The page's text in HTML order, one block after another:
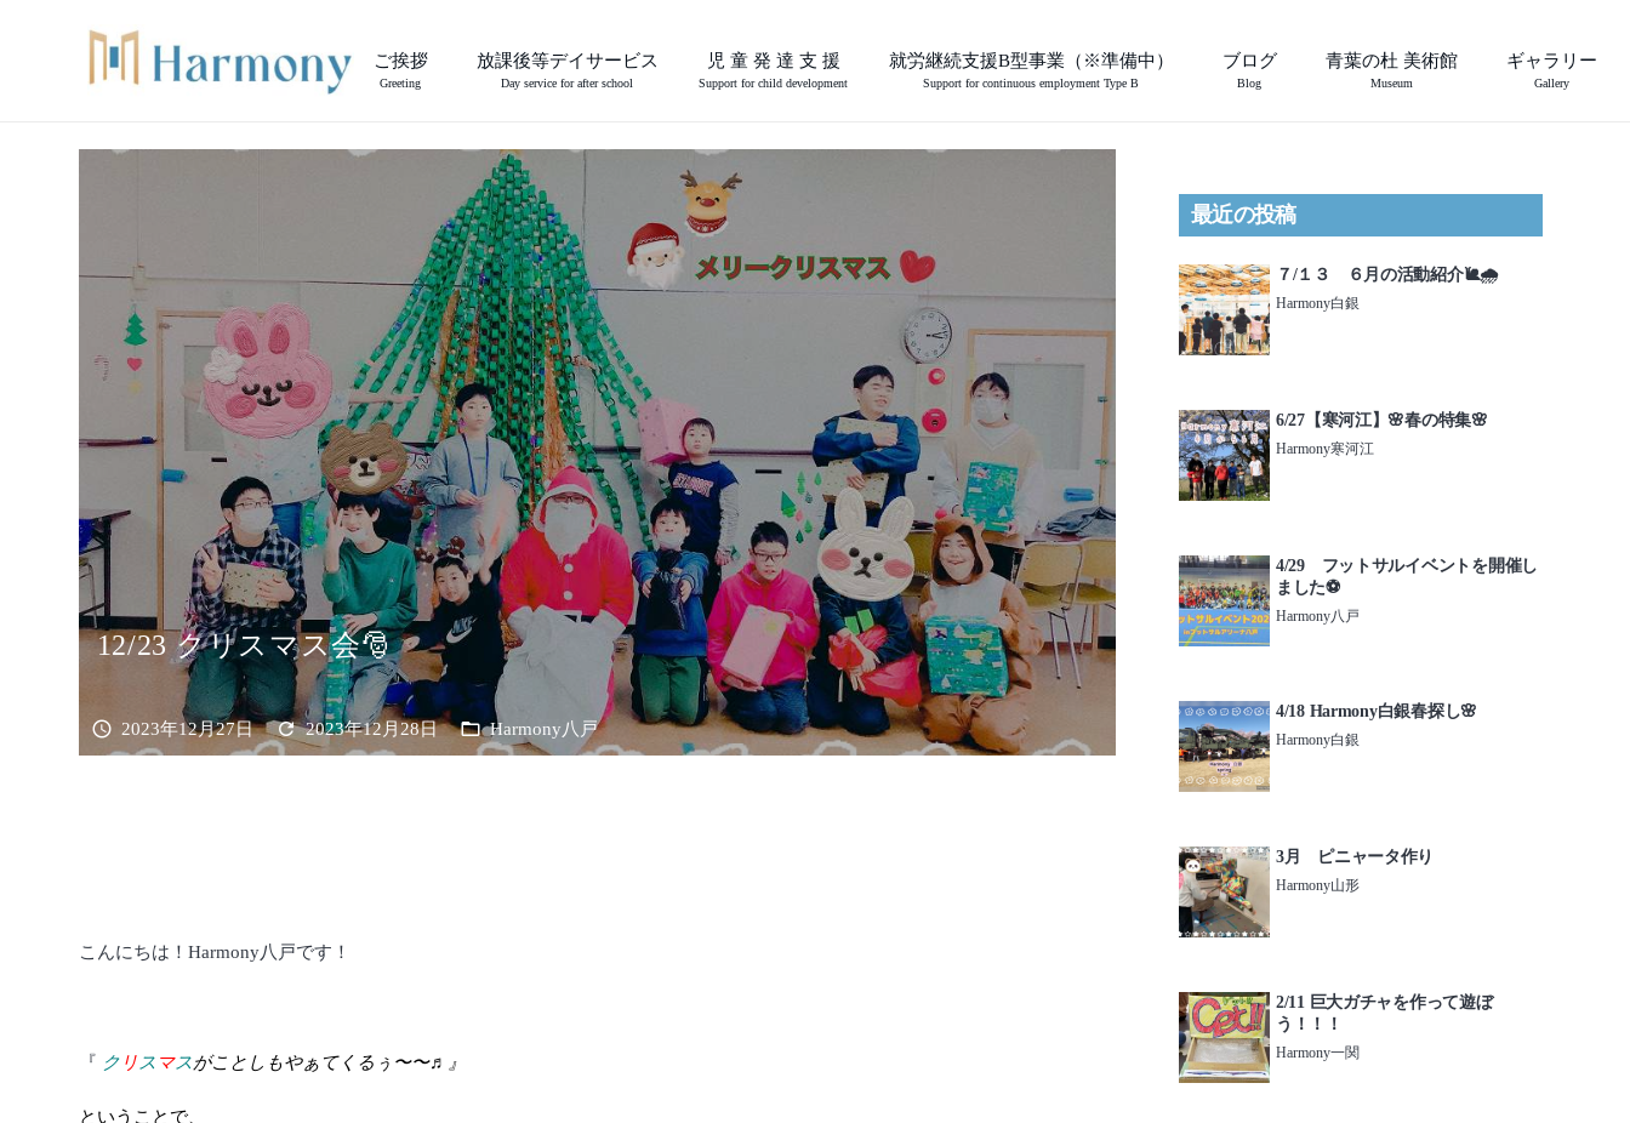
ご挨拶
Greeting
放課後等デイサービス
Day service for after school
児 童 発 達 支 援
Support for child development
就労継続支援B型事業（※準備中）
Support for continuous employment Type B
ブログ
Blog
青葉の杜 美術館
Museum
ギャラリー
Gallery
12/23 クリスマス会🎅
schedule 2023年12月27日 refresh 2023年12月28日 folder_open Harmony八戸
こんにちは！Harmony八戸です！
『 クリ ス マスがことしもやぁてくるぅ〜〜♬』
ということで、
最近の投稿
７/１３ ６月の活動紹介🐌🌧️
Harmony白銀
6/27【寒河江】🌸春の特集🌸
Harmony寒河江
4/29 フットサルイベントを開催し
ました⚽️
Harmony八戸
4/18 Harmony白銀春探し🌸
Harmony白銀
3月 ピニャータ作り
Harmony山形
2/11 巨大ガチャを作って遊ぼ
う！！！
Harmony一関